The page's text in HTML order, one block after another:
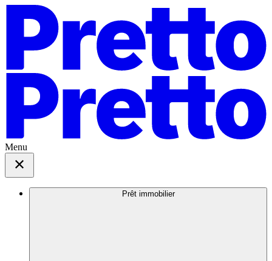
Menu
Prêt immobilier